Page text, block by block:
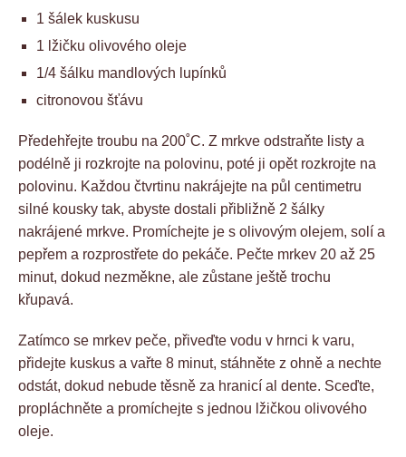
1 šálek kuskusu
1 lžičku olivového oleje
1/4 šálku mandlových lupínků
citronovou šťávu
Předehřejte troubu na 200˚C. Z mrkve odstraňte listy a
podélně ji rozkrojte na polovinu, poté ji opět rozkrojte na
polovinu. Každou čtvrtinu nakrájejte na půl centimetru
silné kousky tak, abyste dostali přibližně 2 šálky
nakrájené mrkve. Promíchejte je s olivovým olejem, solí a
pepřem a rozprostřete do pekáče. Pečte mrkev 20 až 25
minut, dokud nezměkne, ale zůstane ještě trochu
křupavá.
Zatímco se mrkev peče, přiveďte vodu v hrnci k varu,
přidejte kuskus a vařte 8 minut, stáhněte z ohně a nechte
odstát, dokud nebude těsně za hranicí al dente. Sceďte,
propláchněte a promíchejte s jednou lžičkou olivového
oleje.